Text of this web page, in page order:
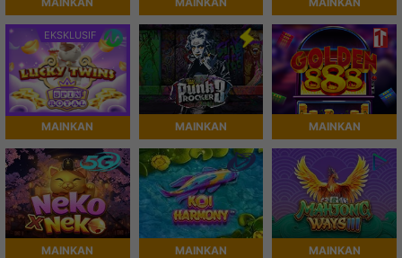
EKSKLUSIF
MAINKAN MAINKAN MAINKAN
MAINKAN MAINKAN MAINKAN